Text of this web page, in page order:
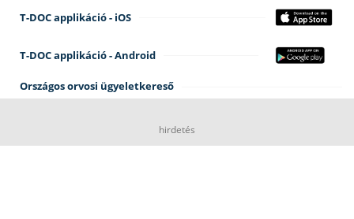
T-DOC applikáció - iOS
T-DOC applikáció - Android
Országos orvosi ügyeletkereső
hirdetés